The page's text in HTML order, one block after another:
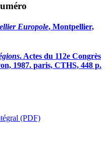
Europole, Montpellier,
. Actes du 112e Congrès
1987. paris, CTHS, 448 p.
(PDF)